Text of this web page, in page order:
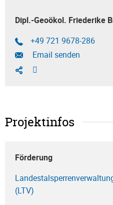
Dipl.-Geoökol. Friederike
+49 721 9678-286
Email senden
Projektinfos
Förderung
(LTV)